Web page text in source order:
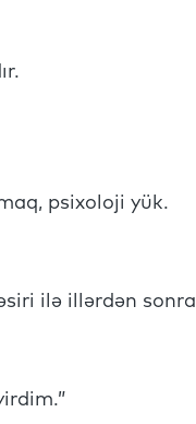
psixoloji yük.
ilə illərdən sonra